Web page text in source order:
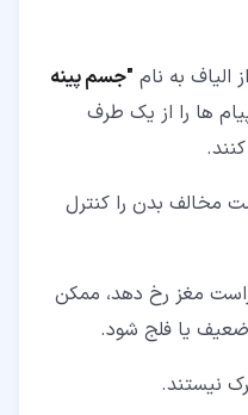
به نام "جسم پینه
ها را از یک طرف
مخالف بدن را کنترل
مغز رخ دهد، ممکن
یا فلج شود.
نیستند.